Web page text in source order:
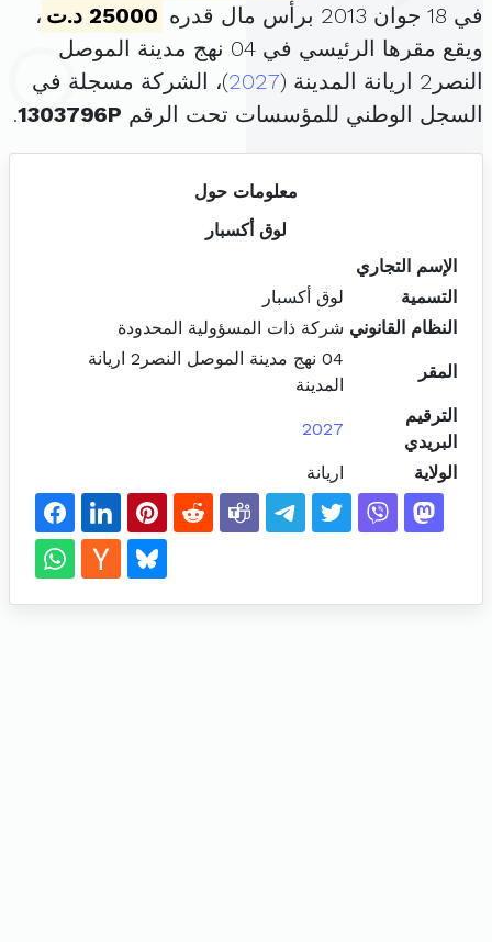
في 18 جوان 2013 برأس مال قدره
25000 د.ت
،
ويقع مقرها الرئيسي في 04 نهج مدينة الموصل
النصر2 اريانة المدينة (
2027)، الشركة مسجلة في
السجل الوطني للمؤسسات تحت الرقم 1303796P
.
معلومات حول
لوق أكسبار
الإسم التجاري
التسمية
لوق أكسبار
النظام القانوني شركة ذات المسؤولية المحدودة
المقر
04 نهج مدينة الموصل النصر2 اريانة
المدينة
الترقيم
البريدي
2027
الولاية اريانة